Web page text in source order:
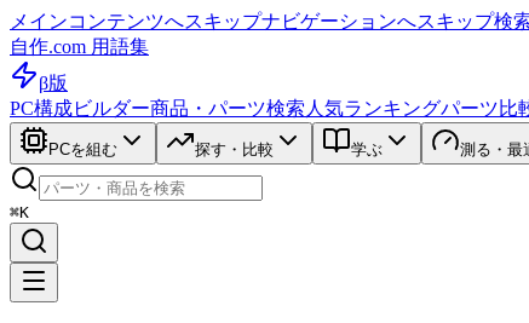
メインコンテンツへスキップナビゲーションへスキップ検
自作.com 用語集
β版
PC構成ビルダー商品・パーツ検索 人気ランキングパーツ比
PCを組む 探す・比較 学ぶ 測る・最
⌘K